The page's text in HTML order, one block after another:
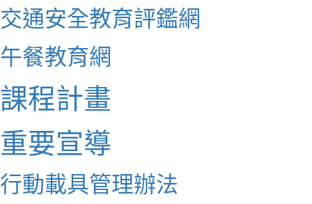
交通安全教育評鑑網
午餐教育網
課程計畫
重要宣導
行動載具管理辦法